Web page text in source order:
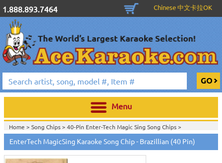
1.888.893.7464 Chinese 中文卡拉OK
Menu
Home > Song Chips> 40-Pin Enter-Tech Magic Sing Song Chips>
Home >Brazillian Magic Mic Song Chips>
Home >Karaoke Machines>Karaoke Players>International
Karaoke>Brazillian Karaoke>
Home >International Karaoke
EnterTech MagicSing Karaoke Song Chip - Brazillian (40 Pin)